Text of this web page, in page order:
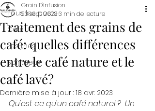
Tous les posts
Café
Les thés
Spiritueux
Traitement des grains de
café: quelles différences
entre le café nature et le
café lavé?
Grain D'Infusion
23 sept. 20223 min de lecture
Dernière mise à jour : 18 avr. 2023
Qu'est ce qu'un café naturel ?  Un